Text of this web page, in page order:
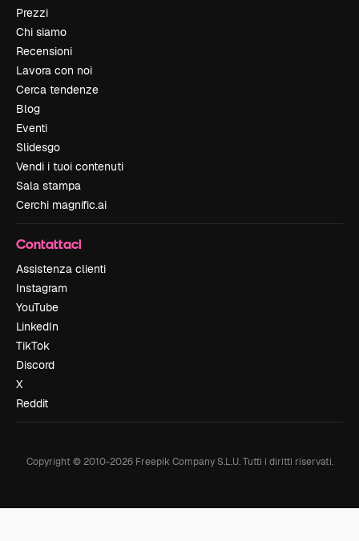
Prezzi
Chi siamo
Recensioni
Lavora con noi
Cerca tendenze
Blog
Eventi
Slidesgo
Vendi i tuoi contenuti
Sala stampa
Cerchi magnific.ai
Contattaci
Assistenza clienti
Instagram
YouTube
LinkedIn
TikTok
Discord
X
Reddit
Copyright © 2010-2026Freepik Company S.L.U. Tutti i diritti riservati.